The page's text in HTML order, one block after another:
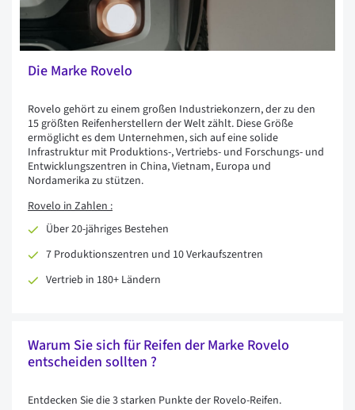
Die Marke Rovelo
Rovelo gehört zu einem großen Industriekonzern, der zu den
15 größten Reifenherstellern der Welt zählt. Diese Größe
ermöglicht es dem Unternehmen, sich auf eine solide
Infrastruktur mit Produktions-, Vertriebs- und Forschungs- und
Entwicklungszentren in China, Vietnam, Europa und
Nordamerika zu stützen.
Rovelo in Zahlen :
Über 20-jähriges Bestehen
7 Produktionszentren und 10 Verkaufszentren
Vertrieb in 180+ Ländern
Warum Sie sich für Reifen der Marke Rovelo
entscheiden sollten ?
Entdecken Sie die 3 starken Punkte der Rovelo-Reifen.